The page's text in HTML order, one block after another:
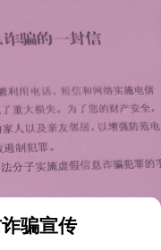
骗宣传